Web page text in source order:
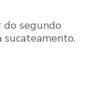
do segundo